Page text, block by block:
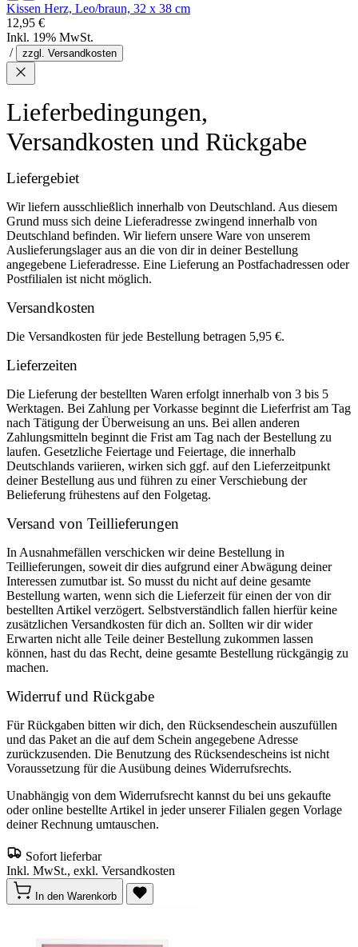
Kissen Herz, Leo/braun, 32 x 38 cm
12,95 €
Inkl. 19% MwSt.
/
zzgl. Versandkosten
Lieferbedingungen,
Versandkosten und Rückgabe
Liefergebiet
Wir liefern ausschließlich innerhalb von Deutschland. Aus diesem
Grund muss sich deine Lieferadresse zwingend innerhalb von
Deutschland befinden. Wir liefern unsere Ware von unserem
Auslieferungslager aus an die von dir in deiner Bestellung
angegebene Lieferadresse. Eine Lieferung an Postfachadressen oder
Postfilialen ist nicht möglich.
Versandkosten
Die Versandkosten für jede Bestellung betragen 5,95 €.
Lieferzeiten
Die Lieferung der bestellten Waren erfolgt innerhalb von 3 bis 5
Werktagen. Bei Zahlung per Vorkasse beginnt die Lieferfrist am Tag
nach Tätigung der Überweisung an uns. Bei allen anderen
Zahlungsmitteln beginnt die Frist am Tag nach der Bestellung zu
laufen. Gesetzliche Feiertage und Feiertage, die innerhalb
Deutschlands variieren, wirken sich ggf. auf den Lieferzeitpunkt
deiner Bestellung aus und führen zu einer Verschiebung der
Belieferung frühestens auf den Folgetag.
Versand von Teillieferungen
In Ausnahmefällen verschicken wir deine Bestellung in
Teillieferungen, soweit dir dies aufgrund einer Abwägung deiner
Interessen zumutbar ist. So musst du nicht auf deine gesamte
Bestellung warten, wenn sich die Lieferzeit für einen der von dir
bestellten Artikel verzögert. Selbstverständlich fallen hierfür keine
zusätzlichen Versandkosten für dich an. Sollten wir dir wider
Erwarten nicht alle Teile deiner Bestellung zukommen lassen
können, hast du das Recht, deine gesamte Bestellung rückgängig zu
machen.
Widerruf und Rückgabe
Für Rückgaben bitten wir dich, den Rücksendeschein auszufüllen
und das Paket an die auf dem Schein angegebene Adresse
zurückzusenden. Die Benutzung des Rücksendescheins ist nicht
Voraussetzung für die Ausübung deines Widerrufsrechts.
Unabhängig von dem Widerrufsrecht kannst du bei uns gekaufte
oder online bestellte Artikel in jeder unserer Filialen gegen Vorlage
deiner Rechnung umtauschen.
Sofort lieferbar
Inkl. MwSt., exkl. Versandkosten
In den Warenkorb